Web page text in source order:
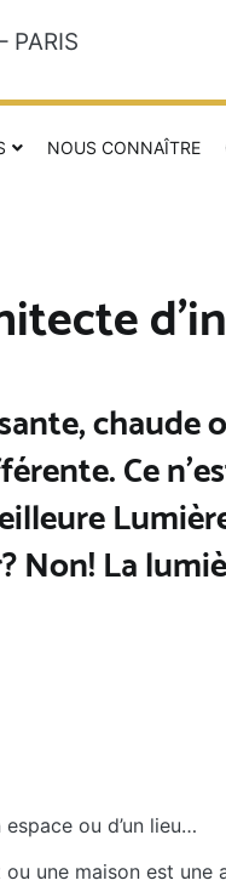
PARIS
NOUS CONNAÎTRE
chaude
Ce
Non! La
ou d’un lieu…
une maison est